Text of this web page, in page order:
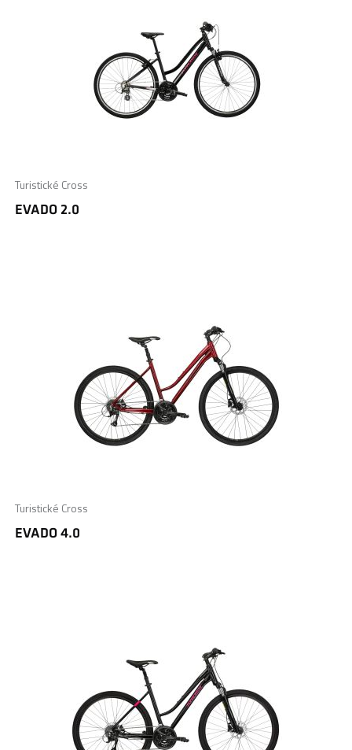
Turistické Cross
EVADO 2.0
Turistické Cross
EVADO 4.0